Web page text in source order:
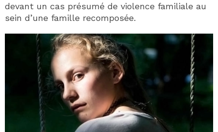
devant un cas présumé de violence familiale au
sein d’une famille recomposée.